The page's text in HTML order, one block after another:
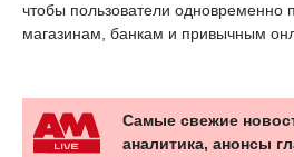
чтобы пользователи одновременно
магазинам, банкам и привычным
Самые свежие
аналитика, анонсы